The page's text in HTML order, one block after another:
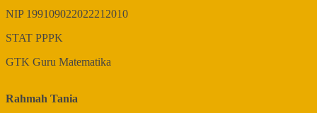
NIP 199109022022212010
STAT PPPK
GTK Guru Matematika
Rahmah Tania